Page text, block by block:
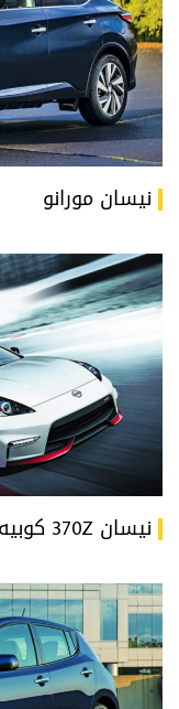
نيسان مورانو
نيسان 370Z كوبيه/ رودستر/ نيسمو